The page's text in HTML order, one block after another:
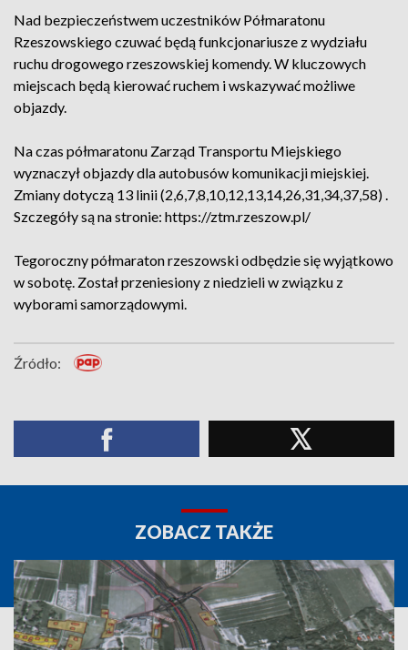
Nad bezpieczeństwem uczestników Półmaratonu
Rzeszowskiego czuwać będą funkcjonariusze z wydziału
ruchu drogowego rzeszowskiej komendy. W kluczowych
miejscach będą kierować ruchem i wskazywać możliwe
objazdy.
Na czas półmaratonu Zarząd Transportu Miejskiego
wyznaczył objazdy dla autobusów komunikacji miejskiej.
Zmiany dotyczą 13 linii (2,6,7,8,10,12,13,14,26,31,34,37,58) .
Szczegóły są na stronie: https://ztm.rzeszow.pl/
Tegoroczny półmaraton rzeszowski odbędzie się wyjątkowo
w sobotę. Został przeniesiony z niedzieli w związku z
wyborami samorządowymi.
Źródło:
ZOBACZ TAKŻE